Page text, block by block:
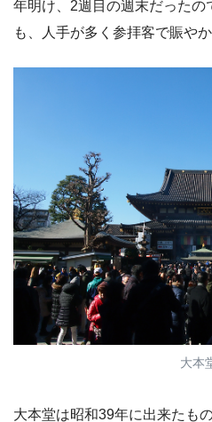
年明け、2週目の週末だったの
も、人手が多く参拝客で賑やか
大本
大本堂は昭和39年に出来たも